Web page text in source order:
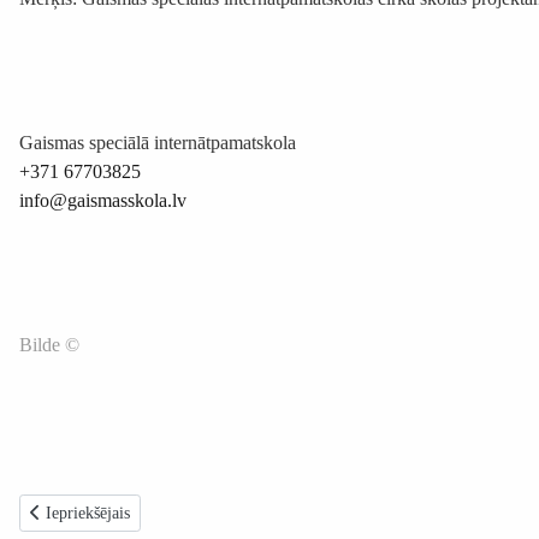
Gaismas speciālā internātpamatskola
+371 67703825
info@gaismasskola.lv
Bilde ©
Iepriekšējais raksts: Bērniem ziemassvētkos- Latviešu animācijas kino
Iepriekšējais